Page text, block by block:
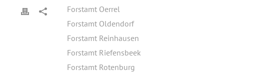
Forstamt Oerrel
Forstamt Oldendorf
Forstamt Reinhausen
Forstamt Riefensbeek
Forstamt Rotenburg